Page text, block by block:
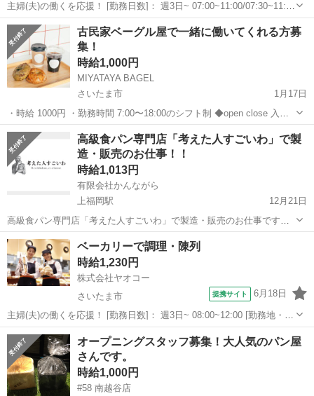
主婦(夫)の働くを応援！ [勤務日数]： 週3日~ 07:00~11:00/07:30~11:30
[勤務地・最寄駅]： 埼玉県熊谷市箱田1丁目14番1号 ヤオコー 熊谷箱
田店 ＜株式会社ヤオコー＞ 熊谷駅徒歩1分 ...
埼玉 熊谷市 パン
古民家ベーグル屋で一緒に働いてくれる方募
集！
時給1,000円
MIYATAYA BAGEL
さいたま市
1月17日
・時給 1000円 ・勤務時間 7:00〜18:00のシフト制 ◆open close 入れ
る方歓迎 週3日/5h勤務 など ・休憩時間 勤務時間に応じて、法定の
休憩時間 ・店舗営業時間 11:00〜16:...
埼玉 さいたま市 パン 地元
高級食パン専門店「考えた人すごいわ」で製
造・販売のお仕事！！
時給1,013円
有限会社かんながら
上福岡駅
12月21日
高級食パン専門店「考えた人すごいわ」で製造・販売のお仕事です。
【主な仕事内容】 製造ーパンの製造(粉から製造します) 販売ー接客・
埼玉 ふじみ野市 上福岡駅 パン
ベーカリーで調理・陳列
時給1,230円
株式会社ヤオコー
さいたま市
提携サイト 6月18日
主婦(夫)の働くを応援！ [勤務日数]： 週3日~ 08:00~12:00 [勤務地・最
寄駅]： 埼玉県さいたま市緑区三室1220-1 ヤオコー 浦和三室店 ＜
株式会社ヤオコー＞ 浦和駅バス20分 [職種名]：ベーカ...
埼玉 さいたま市
オープニングスタッフ募集！大人気のパン屋
さんです。
時給1,000円
#58 南越谷店